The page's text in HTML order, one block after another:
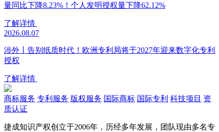
量同比下降8.23%！个人发明授权量下降62.12%
了解详情
2026.08.07
涉外丨告别纸质时代！欧洲专利局将于2027年迎来数字化专利
授权
了解详情
商标服务 专利服务 版权服务 国际商标 国际专利 科技项目 资
质认证
捷成知识产权创立于2006年，历经多年发展，团队现由多名专